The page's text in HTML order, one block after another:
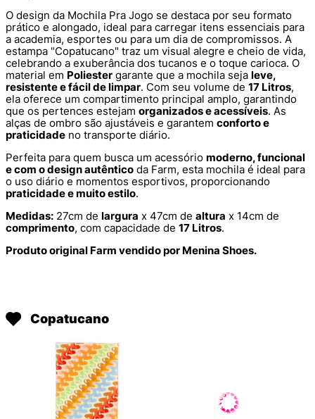
O design da Mochila Pra Jogo se destaca por seu formato
prático e alongado, ideal para carregar itens essenciais para
a academia, esportes ou para um dia de compromissos. A
estampa "Copatucano" traz um visual alegre e cheio de vida,
celebrando a exuberância dos tucanos e o toque carioca. O
material em Poliester garante que a mochila seja leve,
resistente e fácil de limpar. Com seu volume de 17 Litros,
ela oferece um compartimento principal amplo, garantindo
que os pertences estejam organizados e acessíveis. As
alças de ombro são ajustáveis e garantem conforto e
praticidade no transporte diário.
Perfeita para quem busca um acessório moderno, funcional
e com o design autêntico da Farm, esta mochila é ideal para
o uso diário e momentos esportivos, proporcionando
praticidade e muito estilo.
Medidas: 27cm de largura x 47cm de altura x 14cm de
comprimento, com capacidade de 17 Litros.
Produto original Farm vendido por Menina Shoes.
Copatucano